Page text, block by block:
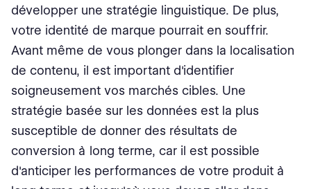
développer une stratégie linguistique. De plus,
votre identité de marque pourrait en souffrir.
Avant même de vous plonger dans la localisation
de contenu, il est important d'identifier
soigneusement vos marchés cibles. Une
stratégie basée sur les données est la plus
susceptible de donner des résultats de
conversion à long terme, car il est possible
d'anticiper les performances de votre produit à